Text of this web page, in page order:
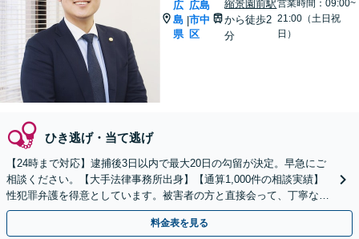
広
島
県
|
広島
市中
区
縮景園前駅
から徒歩2
分
営業時間：09:00~
21:00（土日祝
日）
ひき逃げ・当て逃げ
【24時まで対応】逮捕後3日以内で最大20日の勾留が決定。早急にご
相談ください。【大手法律事務所出身】【通算1,000件の相談実績】
性犯罪弁護を得意としています。被害者の方と直接会って、丁寧な示
談交渉。少年犯罪／違法薬物／詐欺事件にも対応。
料金表を見る